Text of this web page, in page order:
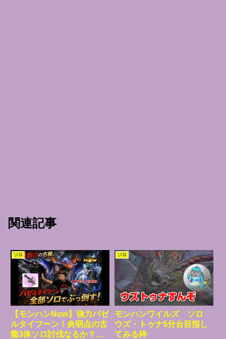
関連記事
ソロ
【モンハンNow】強力バゼ
ルタイフーン！炎弱点の古
龍3体ソロ討伐なるか？
ソロ
モンハンワイルズ ソロ
ウズ・トゥナ5分台目指し
てみる枠